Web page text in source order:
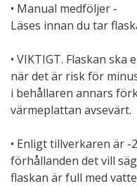
• Manual medföljer -
Läses innan du tar
• VIKTIGT. Flaskan
när det är risk för
i behållaren annars
värmeplattan avsevärt.
• Enligt tillverkaren är
förhållanden det vill
flaskan är full med